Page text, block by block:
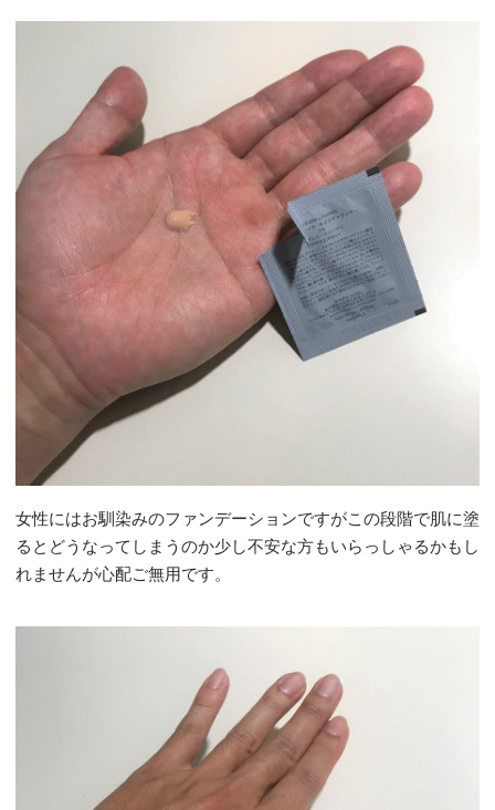
女性にはお馴染みのファンデーションですがこの段階で肌に塗
るとどうなってしまうのか少し不安な方もいらっしゃるかもし
れませんが心配ご無用です。